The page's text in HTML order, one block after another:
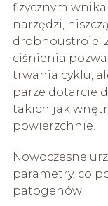
fizycznym
narzędzi,
drobnoustroje.
ciśnienia
trwania cyklu,
parze dotarcie
takich jak
powierzchnie.
Nowoczesne
parametry, co
patogenów: